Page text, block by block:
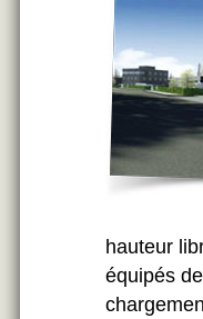
hauteur
équipés